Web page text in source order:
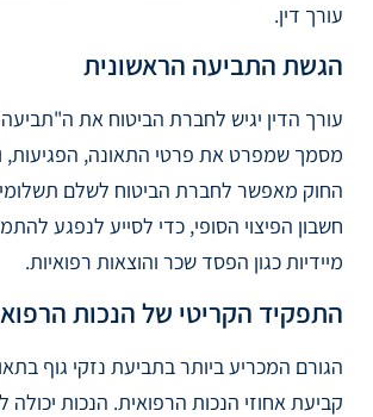
עורך דין.
הגשת התביעה הראשונית
עורך הדין יגיש לחברת הביטוח את
מסמך שמפרט את פרטי התאונה, הפגיעות,
החוק מאפשר לחברת הביטוח לשלם
חשבון הפיצוי הסופי, כדי לסייע לנפגע
מיידיות כגון הפסד שכר והוצאות רפואיות.
התפקיד הקריטי של הנכות
הגורם המכריע ביותר בתביעת נזקי גוף
קביעת אחוזי הנכות הרפואית. הנכות יכולה